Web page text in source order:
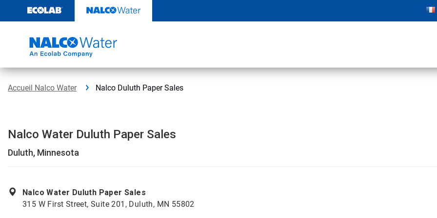
contenu
Accueil Nalco Water Nalco Duluth Paper Sales
Nalco Water Duluth Paper Sales
Duluth, Minnesota
Nalco Water Duluth Paper Sales
315 W First Street, Suite 201, Duluth, MN 55802